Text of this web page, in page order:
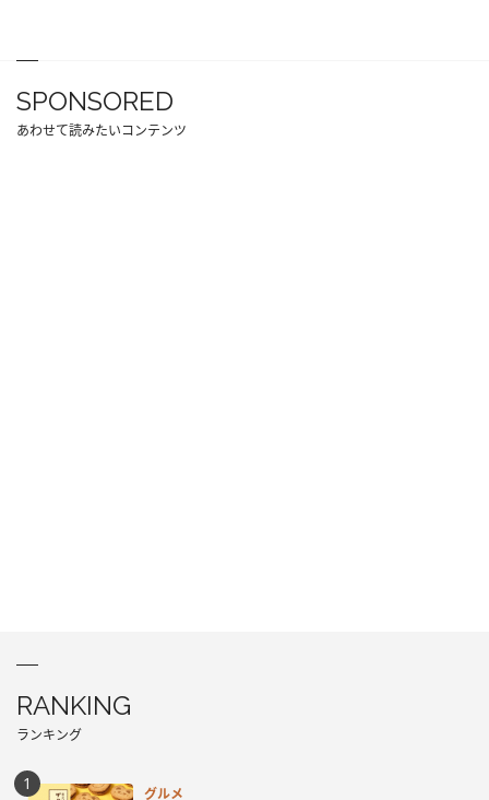
SPONSORED
あわせて読みたいコンテンツ
RANKING
ランキング
グルメ